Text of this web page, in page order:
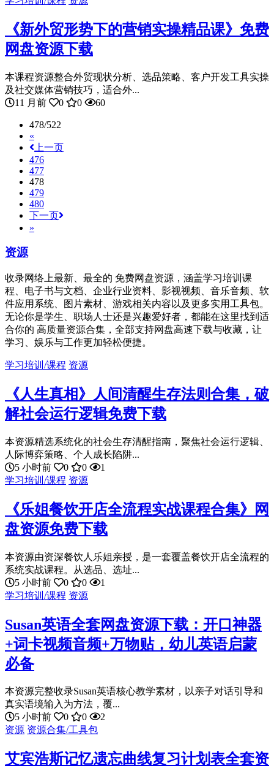
《新外贸形势下的营销实操精品课》免费
网盘资源下载
本课程资源整合外贸现状分析、选品策略、客户开发工具实操
及社交媒体营销技巧，适合外...
11 月前
0 0 60
478/522
«
上一页
476
477
478
479
480
下一页
»
资源
收录网络上最新、最全的 免费网盘资源，涵盖学习培训课
程、电子书与文档、企业行业资料、影视视频、音乐音频、软
件应用系统、图片素材、游戏相关内容以及更多实用工具包。
无论你是学生、职场人士还是兴趣爱好者，都能在这里找到适
合你的 高质量资源合集，全部支持网盘高速下载与收藏，让
学习、娱乐与工作更加轻松便捷。
学习培训/课程 资源
《人生真相》人间清醒生存法则合集，破
解社会运行逻辑免费下载
本资源精选系统化的社会生存清醒指南，聚焦社会运行逻辑、
人际博弈策略、个人成长陷阱...
5 小时前
0 0
1
学习培训/课程 资源
《乐姐餐饮开店全流程实战课程合集》网
盘资源免费下载
本资源由资深餐饮人乐姐亲授，是一套覆盖餐饮开店全流程的
系统实战课程。从选品、选址...
5 小时前
0 0
1
学习培训/课程 资源
Susan英语全套网盘资源下载：开口神器
+词卡视频音频+万物贴，幼儿英语启蒙
必备
本资源完整收录Susan英语核心教学素材，以亲子对话引导和
真实语境输入为方法，覆...
5 小时前
0 0
2
资源 资源合集/工具包
艾宾浩斯记忆遗忘曲线复习计划表全套资